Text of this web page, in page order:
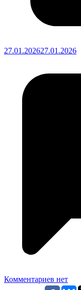
27.01.202627.01.2026
Комментариев нет